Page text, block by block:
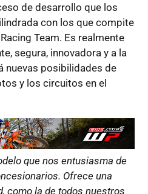
de desarrollo que los
con los que compite
Team. Es realmente
segura, innovadora y a la
nuevas posibilidades de
y los circuitos en el
que nos entusiasma de
Ofrece una
como la de todos nuestros